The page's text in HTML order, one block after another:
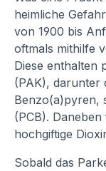
heimliche
von 1900 bis
oftmals mithilfe
Diese enthalten
(PAK), darunter
Benzo(a)pyren,
(PCB).
hochgiftige
Sobald das